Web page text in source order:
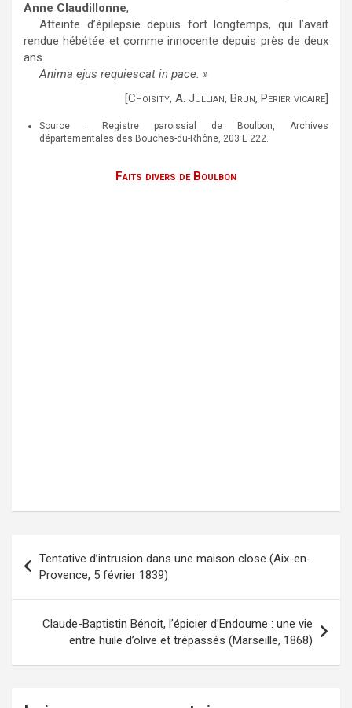
Anne Claudillonne,
Atteinte d’épilepsie depuis fort longtemps, qui l’avait
rendue hébétée et comme innocente depuis près de deux
ans.
Anima ejus requiescat in pace. »
[Choisity, A. Jullian, Brun, Perier vicaire]
Source : Registre paroissial de Boulbon, Archives
départementales des Bouches-du-Rhône, 203 E 222.
Faits divers de Boulbon
Navigation
Tentative d’intrusion dans une maison close (Aix-en-
Provence, 5 février 1839)
Claude-Baptistin Bénoit, l’épicier d’Endoume : une vie
entre huile d’olive et trépassés (Marseille, 1868)